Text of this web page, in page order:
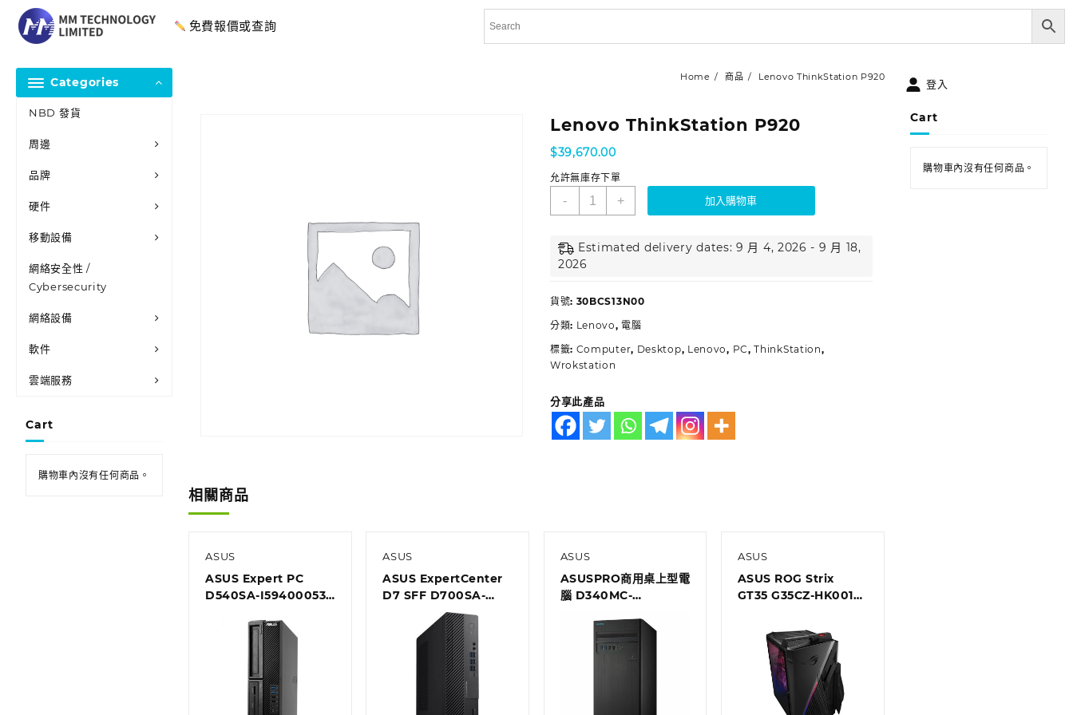
免費報價或查詢
Categories
NBD 發貨
周邊
品牌
硬件
移動設備
網絡安全性 /
Cybersecurity
網絡設備
軟件
雲端服務
Cart
購物車內沒有任何商品。
Home 商品 Lenovo ThinkStation P920
Lenovo ThinkStation P920
$39,670.00
允許無庫存下單
- + 加入購物車
Estimated delivery dates: 9 月 4, 2026 - 9 月 18,
2026
貨號: 30BCS13N00
分類: Lenovo, 電腦
標籤: Computer, Desktop, Lenovo, PC,ThinkStation,
Wrokstation
分享此產品
相關商品
ASUS
ASUS Expert PC
D540SA-I59400053R
ASUS
ASUS ExpertCenter
D7 SFF D700SA-
510500010T Desktop
ASUS
ASUSPRO商用桌上型電
腦 D340MC-
ASUS
ASUS ROG Strix
GT35 G35CZ-HK001T
登入
Cart
購物車內沒有任何商品。